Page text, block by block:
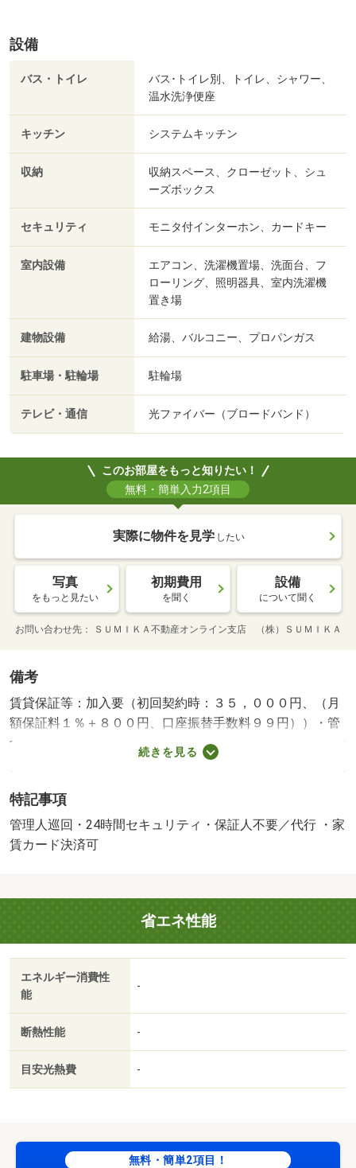
設備
バス・トイレ
バス･トイレ別、トイレ、シャワー、
温水洗浄便座
キッチン システムキッチン
収納
収納スペース、クローゼット、シュ
ーズボックス
セキュリティ モニタ付インターホン、カードキー
室内設備
エアコン、洗濯機置場、洗面台、フ
ローリング、照明器具、室内洗濯機
置き場
建物設備 給湯、バルコニー、プロパンガス
駐車場・駐輪場 駐輪場
テレビ・通信 光ファイバー（ブロードバンド）
このお部屋をもっと知りたい！
無料・簡単入力2項目
実際に物件を見学 したい
写真
をもっと見たい
初期費用
を聞く
設備
について聞く
お問い合わせ先 ＳＵＭＩＫＡ不動産オンライン支店 （株）ＳＵＭＩＫＡ
備考
賃貸保証等：加入要（初回契約時：３５，０００円、（月
額保証料１％＋８００円、口座振替手数料９９円））・管
理形態／管理員の勤務形態：巡回・岡山市に特化した【地
域密着型】の仲介専門店です。オンライン内見も対応可
輪場：有・仲介手数料：１ヶ月/ハウスクリーニング 49500
円
続きを見る
特記事項
管理人巡回・24時間セキュリティ・保証人不要／代行 ・家
賃カード決済可
省エネ性能
エネルギー消費性
能
-
断熱性能 -
目安光熱費 -
無料・簡単2項目！